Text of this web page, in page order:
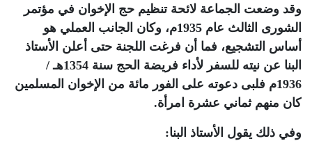
وقد وضعت الجماعة لائحة تنظيم حج الإخوان في مؤتمر
الشورى الثالث عام 1935م ، وكان الجانب العملي هو
أساس التشجيع، فما أن فرغت اللجنة حتى أعلن الأستاذ
البنا عن نيته للسفر لأداء فريضة الحج سنة 1354هـ /
1936م
فلبى دعوته على الفور مائة من الإخوان المسلمين
كان منهم ثماني عشرة امرأة.
وفي ذلك يقول الأستاذ البنا: